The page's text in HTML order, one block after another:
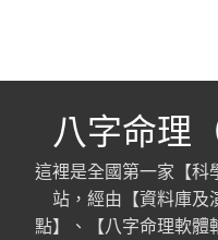
八字命理
這裡是全國第一家【科
站，經由【資料庫及
點】、【八字命理軟體